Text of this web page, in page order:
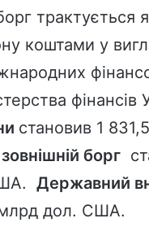
трактується
коштами у
фінансів
становив 1
зовнішній борг
Державний
млрд дол. США.